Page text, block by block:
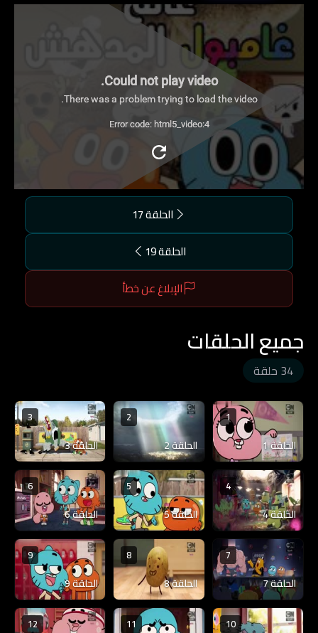
Could not play video.
There was a problem trying to load the video.
Error code: html5_video:4
الحلقة 17
الحلقة 19
الإبلاغ عن خطأ
جميع الحلقات
34 حلقة
1
الحلقة 1
2
الحلقة 2
3
الحلقة 3
4
الحلقة 4
5
الحلقة 5
6
الحلقة 6
7
الحلقة 7
8
الحلقة 8
9
الحلقة 9
10
11
12